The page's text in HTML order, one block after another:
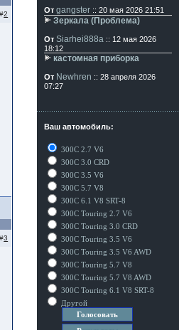
2
3
От gangster :: 20 мая 2026 21:51
Зеркала (Проблема)
От Siarhei888a :: 12 мая 2026
18:12
кастомная приборка
От Newhren :: 28 апреля 2026
07:27
Ваш автомобиль:
300C 2.7 V6
300C 3.0 CRD
300C 3.5 V6
300C 5.7 V8
300C 6.1 V8 SRT-8
300C Touring 2.7 V6
300C Touring 3.0 CRD
300C Touring 3.5 V6
300C Touring 3.5 V6 AWD
300C Touring 5.7 V8
300C Touring 5.7 V8 AWD
300C Touring 6.1 V8 SRT-8
Другой